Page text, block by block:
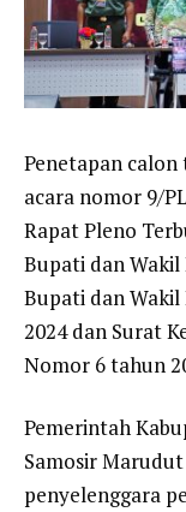
Penetapan
acara nomor 9/
Rapat Pleno
Bupati dan
Bupati dan
2024 dan Surat
Nomor 6 tahun
Pemerintah
Samosir
penyelenggara